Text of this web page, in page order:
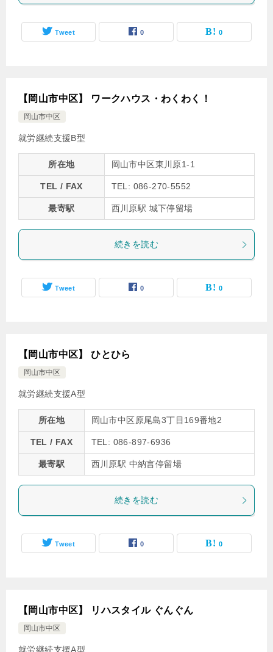
Tweet 0 0
【岡山市中区】 ワークハウス・わくわく！
岡山市中区
就労継続支援B型
所在地 岡山市中区東川原1-1
TEL / FAX TEL: 086-270-5552
最寄駅 西川原駅 城下停留場
続きを読む
Tweet 0 0
【岡山市中区】 ひとひら
岡山市中区
就労継続支援A型
所在地 岡山市中区原尾島3丁目169番地2
TEL / FAX TEL: 086-897-6936
最寄駅 西川原駅 中納言停留場
続きを読む
Tweet 0 0
【岡山市中区】 リハスタイル ぐんぐん
岡山市中区
就労継続支援A型